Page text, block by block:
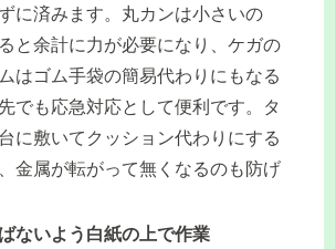
に済みます。丸カンは小さいの
と余計に力が必要になり、ケガの
はゴム手袋の簡易代わりにもなる
でも応急対応として便利です。タ
に敷いてクッション代わりにする
金属が転がって無くなるのも防げ
ないよう白紙の上で作業